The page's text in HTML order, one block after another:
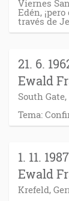
Viernes
Edén,
través de
21. 6.
Ewald
South
Tema:
1. 11.
Ewald
Krefeld,